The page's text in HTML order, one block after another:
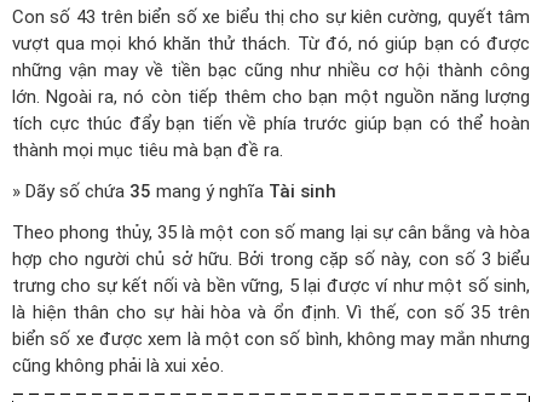
Con số 43 trên biển số xe biểu thị cho sự kiên cường, quyết tâm
vượt qua mọi khó khăn thử thách. Từ đó, nó giúp bạn có được
những vận may về tiền bạc cũng như nhiều cơ hội thành công
lớn. Ngoài ra, nó còn tiếp thêm cho bạn một nguồn năng lượng
tích cực thúc đẩy bạn tiến về phía trước giúp bạn có thể hoàn
thành mọi mục tiêu mà bạn đề ra.
» Dãy số chứa 35 mang ý nghĩa Tài sinh
Theo phong thủy, 35 là một con số mang lại sự cân bằng và hòa
hợp cho người chủ sở hữu. Bởi trong cặp số này, con số 3 biểu
trưng cho sự kết nối và bền vững, 5 lại được ví như một số sinh,
là hiện thân cho sự hài hòa và ổn định. Vì thế, con số 35 trên
biển số xe được xem là một con số bình, không may mắn nhưng
cũng không phải là xui xẻo.